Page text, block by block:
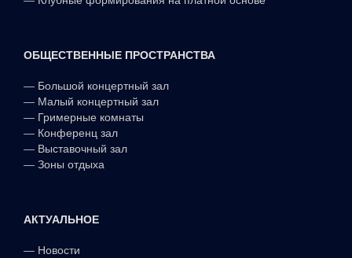
ОБЩЕСТВЕННЫЕ ПРОСТРАНСТВА
— Большой концертный зал
— Малый концертный зал
— Гримерные комнаты
— Конференц зал
— Выставочный зал
— Зоны отдыха
АКТУАЛЬНОЕ
— Новости